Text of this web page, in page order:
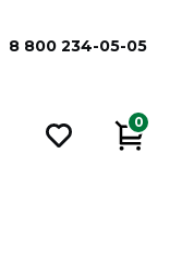
8 800 234-05-05
0